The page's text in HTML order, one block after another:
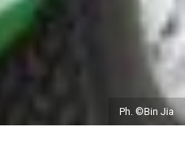
Ph. ©Bin Jia